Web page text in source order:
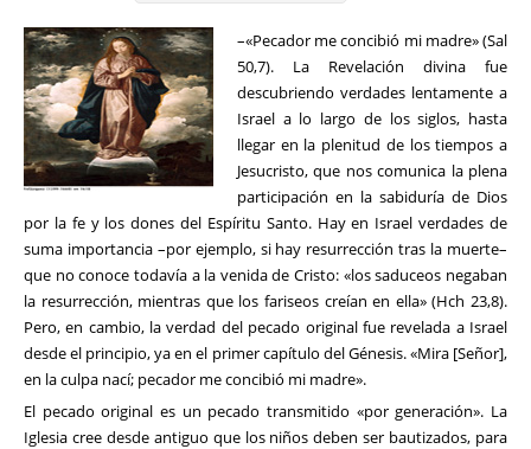
–«Pecador me concibió mi madre» (Sal
50,7). La Revelación divina fue
descubriendo verdades lentamente a
Israel a lo largo de los siglos, hasta
llegar en la plenitud de los tiempos a
Jesucristo, que nos comunica la plena
participación en la sabiduría de Dios
por la fe y los dones del Espíritu Santo. Hay en Israel verdades de
suma importancia –por ejemplo, si hay resurrección tras la muerte–
que no conoce todavía a la venida de Cristo: «los saduceos negaban
la resurrección, mientras que los fariseos creían en ella» (Hch 23,8).
Pero, en cambio, la verdad del pecado original fue revelada a Israel
desde el principio, ya en el primer capítulo del Génesis. «Mira [Señor],
en la culpa nací; pecador me concibió mi madre».
El pecado original es un pecado transmitido «por generación». La
Iglesia cree desde antiguo que los niños deben ser bautizados, para